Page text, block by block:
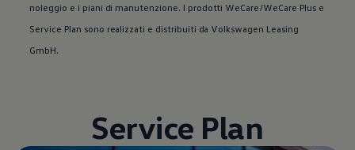
noleggio e i piani di manutenzione. I prodotti WeCare/WeCare Plus e
Service Plan sono realizzati e distribuiti da Volkswagen Leasing
GmbH.
Service Plan